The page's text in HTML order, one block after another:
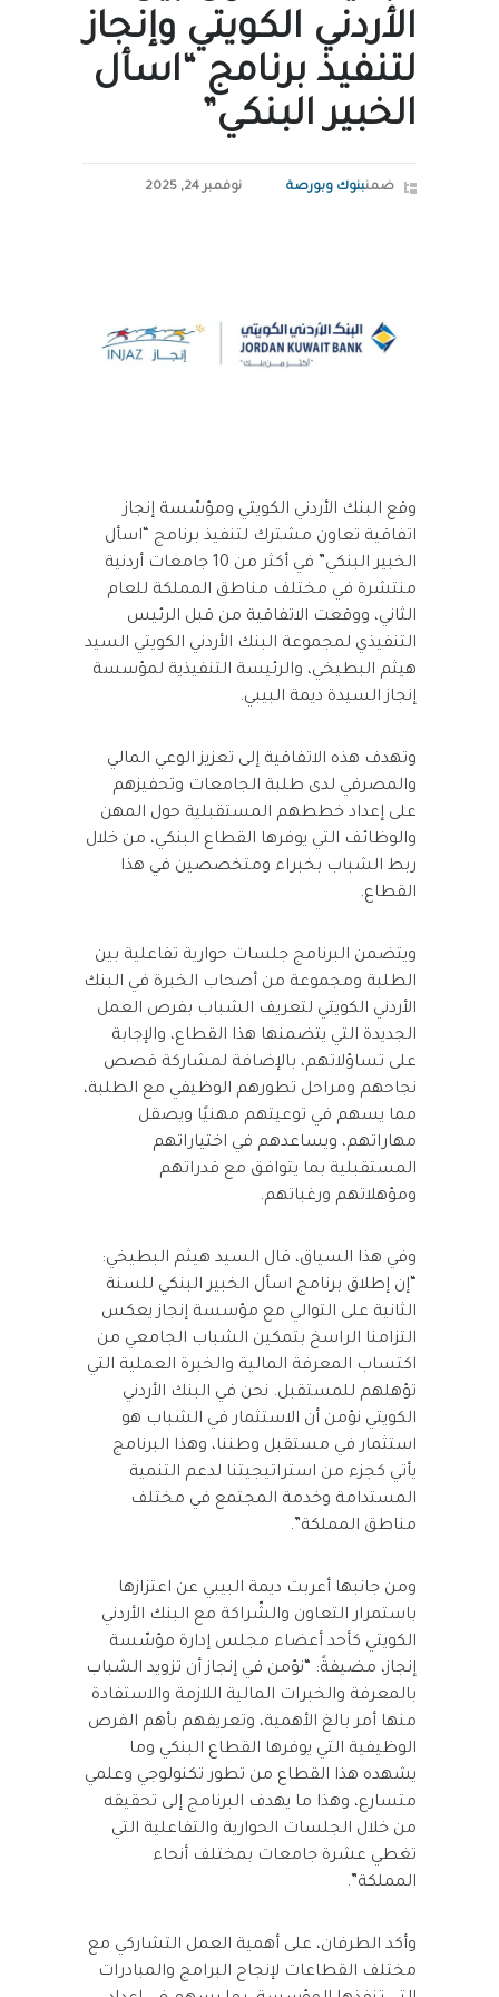
الأردني الكويتي وإنجاز
لتنفيذ برنامج “اسأل
الخبير البنكي”
ضمنبنوك وبورصة نوفمبر 24, 2025
وقع البنك الأردني الكويتي ومؤسّسة إنجاز
اتفاقية تعاون مشترك لتنفيذ برنامج “اسأل
الخبير البنكي” في أكثر من 10 جامعات أردنية
منتشرة في مختلف مناطق المملكة للعام
الثاني، ووقعت الاتفاقية من قبل الرئيس
التنفيذي لمجموعة البنك الأردني الكويتي السيد
هيثم البطيخي، والرئيسة التنفيذية لمؤسسة
إنجاز السيدة ديمة البيبي.
وتهدف هذه الاتفاقية إلى تعزيز الوعي المالي
والمصرفي لدى طلبة الجامعات وتحفيزهم
على إعداد خططهم المستقبلية حول المهن
والوظائف التي يوفرها القطاع البنكي، من خلال
ربط الشباب بخبراء ومتخصصين في هذا
القطاع.
ويتضمن البرنامج جلسات حوارية تفاعلية بين
الطلبة ومجموعة من أصحاب الخبرة في البنك
الأردني الكويتي لتعريف الشباب بفرص العمل
الجديدة التي يتضمنها هذا القطاع، والإجابة
على تساؤلاتهم، بالإضافة لمشاركة قصص
نجاحهم ومراحل تطورهم الوظيفي مع الطلبة،
مما يسهم في توعيتهم مهنيًا ويصقل
مهاراتهم، ويساعدهم في اختياراتهم
المستقبلية بما يتوافق مع قدراتهم
ومؤهلاتهم ورغباتهم.
وفي هذا السياق، قال السيد هيثم البطيخي:
“إن إطلاق برنامج اسأل الخبير البنكي للسنة
الثانية على التوالي مع مؤسسة إنجاز يعكس
التزامنا الراسخ بتمكين الشباب الجامعي من
اكتساب المعرفة المالية والخبرة العملية التي
تؤهلهم للمستقبل. نحن في البنك الأردني
الكويتي نؤمن أن الاستثمار في الشباب هو
استثمار في مستقبل وطننا، وهذا البرنامج
يأتي كجزء من استراتيجيتنا لدعم التنمية
المستدامة وخدمة المجتمع في مختلف
مناطق المملكة”.
ومن جانبها أعربت ديمة البيبي عن اعتزازها
باستمرار التعاون والشّراكة مع البنك الأردني
الكويتي كأحد أعضاء مجلس إدارة مؤسّسة
إنجاز، مضيفةً: “نؤمن في إنجاز أن تزويد الشباب
بالمعرفة والخبرات المالية اللازمة والاستفادة
منها أمر بالغ الأهمية، وتعريفهم بأهم الفرص
الوظيفية التي يوفرها القطاع البنكي وما
يشهده هذا القطاع من تطور تكنولوجي وعلمي
متسارع، وهذا ما يهدف البرنامج إلى تحقيقه
من خلال الجلسات الحوارية والتفاعلية التي
تغطي عشرة جامعات بمختلف أنحاء
المملكة”.
وأكد الطرفان، على أهمية العمل التشاركي مع
مختلف القطاعات لإنجاح البرامج والمبادرات